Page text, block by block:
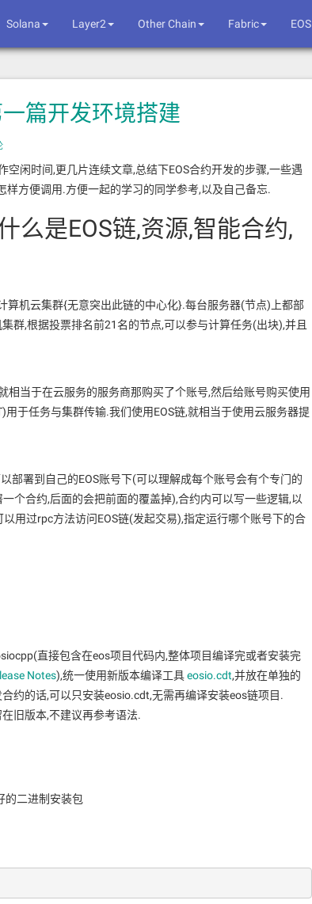
Solana Layer2 Other Chain Fabric EOS
篇开发环境搭建
空闲时间,更几片连续文章,总结下EOS合约开发的步骤,一些遇
方便调用.方便一起的学习的同学参考,以及自己备忘.
么是EOS链,资源,智能合约,
算机云集群{无意突出此链的中心化}.每台服务器(节点)上都部
群,根据投票排名前21名的节点,可以参与计算任务(出块),并且
相当于在云服务的服务商那购买了个账号,然后给账号购买使用
于任务与集群传输.我们使用EOS链,就相当于使用云服务器提
部署到自己的EOS账号下(可以理解成每个账号会有个专门的
个合约,后面的会把前面的覆盖掉),合约内可以写一些逻辑,以
用过rpc方法访问EOS链(发起交易),指定运行哪个账号下的合
直接包含在eos项目代码内,整体项目编译完或者安装完
Notes),统一使用新版本编译工具eosio.cdt,并放在单独的
约的话,可以只安装eosio.cdt,无需再编译安装eos链项目.
旧版本,不建议再参考语法.
的二进制安装包